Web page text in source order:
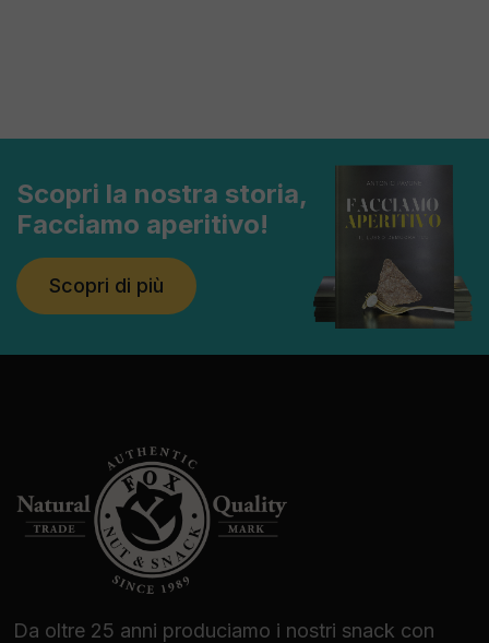
Scopri la nostra storia,
Facciamo aperitivo!
Scopri di più
Da oltre 25 anni produciamo i nostri snack con